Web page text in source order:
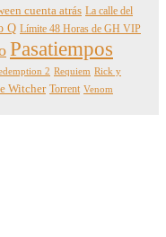
cuenta atrás La calle del
Q Límite 48 Horas de GH VIP
Pasatiempos
2 Requiem Rick y
Witcher Torrent Venom